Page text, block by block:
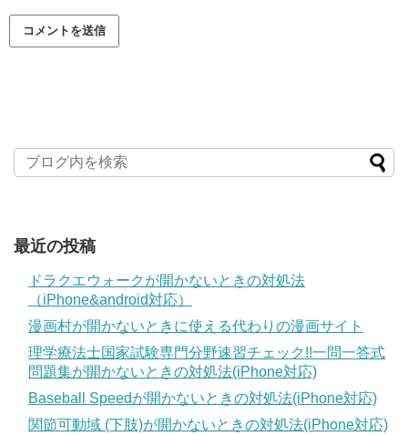
最近の投稿
ドラクエウォークが開かないときの対処法
（iPhone&android対応）
漫画村が開かないときに使える代わりの漫画サイト
理学療法士国家試験専門分野速習チェック!!一問一答式
問題集が開かないときの対処法(iPhone対応)
Baseball Speedが開かないときの対処法(iPhone対応)
関節可動域 (下肢)が開かないときの対処法(iPhone対応)